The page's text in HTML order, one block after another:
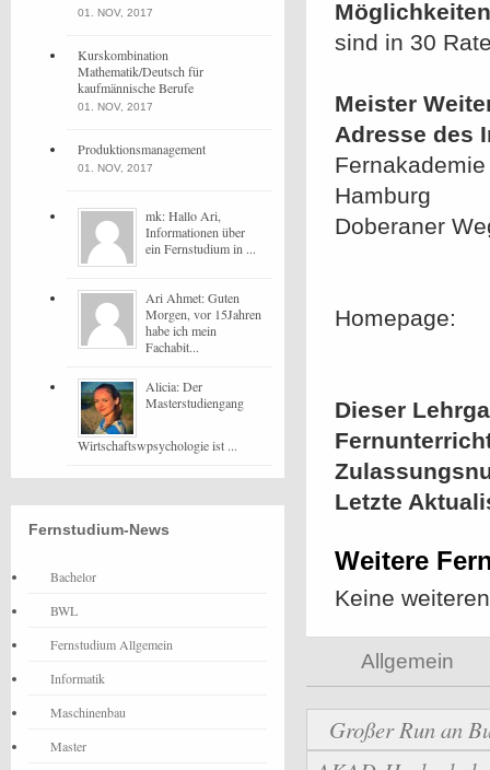
sind in 30
Meister
Adresse des
Hamburg
Doberaner
Homepage:
Dieser
Letzte
Weitere
Keine
Allgemein
Großer Run an
01. NOV, 2017
Kurskombination
Mathematik/Deutsch für
kaufmännische Berufe
01. NOV, 2017
Produktionsmanagement
01. NOV, 2017
mk: Hallo Ari,
Informationen über
ein Fernstudium in ...
Ari Ahmet: Guten
Morgen, vor 15Jahren
habe ich mein
Fachabit...
Alicia: Der
Masterstudiengang
Wirtschaftswpsychologie ist ...
Fernstudium-News
Bachelor
BWL
Fernstudium Allgemein
Informatik
Maschinenbau
Master